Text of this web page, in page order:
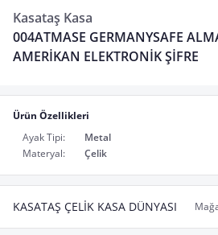
Kasataş Kasa
004ATMASE GERMANYSAFE
AMERİKAN ELEKTRONİK ŞİFRE
Ürün Özellikleri
Ayak Tipi:
Metal
Materyal:
Çelik
KASATAŞ ÇELİK KASA DÜNYASI